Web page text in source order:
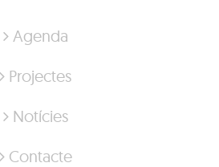
Agenda
Projectes
Notícies
Contacte